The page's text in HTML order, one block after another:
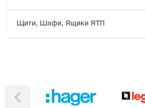
Щити, Шафи, Ящики ЯТП